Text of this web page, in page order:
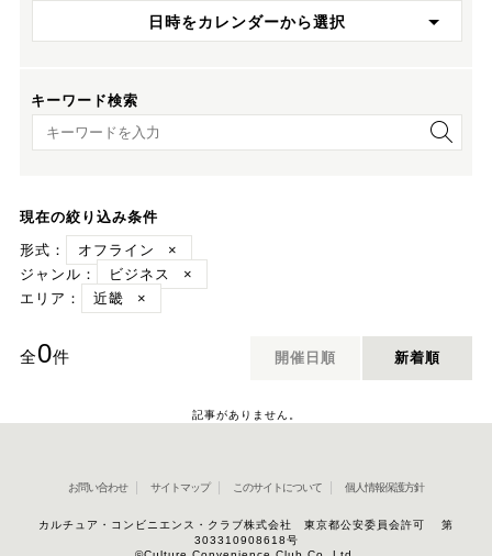
日時をカレンダーから選択
キーワード検索
キーワード検索
現在の絞り込み条件
形式：
オフライン
×
ジャンル：
ビジネス
×
エリア：
近畿 ×
全0件 開催日順 新着順
記事がありません。
お問い合わせ サイトマップ このサイトについて 個人情報保護方針
カルチュア・コンビニエンス・クラブ株式会社 東京都公安委員会許可 第
303310908618号